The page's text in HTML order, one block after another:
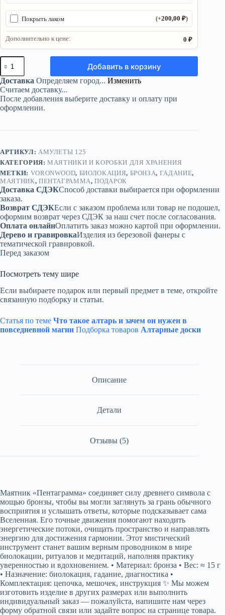
Покрыть лаком (+200,00₽)
Дополнительно к цене: 0 ₽
Количество
товара
Маятник
«Пентаграмма»
—
бронза
Добавить в корзину
Доставка Определяем город... Изменить
Считаем доставку...
После добавления выберите доставку и оплату при
оформлении.
АРТИКУЛ: АМУЛЕТЫ 125
КАТЕГОРИЯ:МАЯТНИКИ И КОРОБКИ ДЛЯ ХРАНЕНИЯ
МЕТКИ: VORONWOOD, БИОЛОКАЦИЯ, БРОНЗА, ГАДАНИЕ,
МАЯТНИК, ПЕНТАГРАММА,ПОДАРОК
Доставка СДЭКСпособ доставки выбирается при оформлении
заказа.
Возврат СДЭКЕсли с заказом проблема или товар не подошел,
оформим возврат через СДЭК за наш счет после согласования.
Оплата онлайнОплатить заказ можно картой при оформлении.
Дерево и гравировкаИзделия из березовой фанеры с
тематической гравировкой.
Перед заказом
Посмотреть тему шире
Если выбираете подарок или первый предмет в теме, откройте
связанную подборку и статьи.
Статья по теме Что такое алтарь и зачем он нужен в
повседневной магии Подборка товаров Алтарные доски
Описание
Детали
Отзывы (5)
Маятник «Пентаграмма» соединяет силу древнего символа с
мощью бронзы, чтобы вы могли заглянуть за грань обычного
восприятия и услышать ответы, которые подсказывает сама
Вселенная. Его точные движения помогают находить
энергетические потоки, очищать пространство и направлять
энергию для достижения гармонии. Этот мистический
инструмент станет вашим верным проводником в мире
биолокации, ритуалов и медитаций, наполняя практику
уверенностью и вдохновением. • Материал: бронза • Вес: ≈ 15 г
• Назначение: биолокация, гадание, диагностика •
Комплектация: цепочка, мешочек, инструкция ✨ Мы можем
изготовить изделие в других размерах или выполнить
индивидуальный заказ — пожалуйста, напишите нам через
форму обратной связи или задайте вопрос на странице товара.